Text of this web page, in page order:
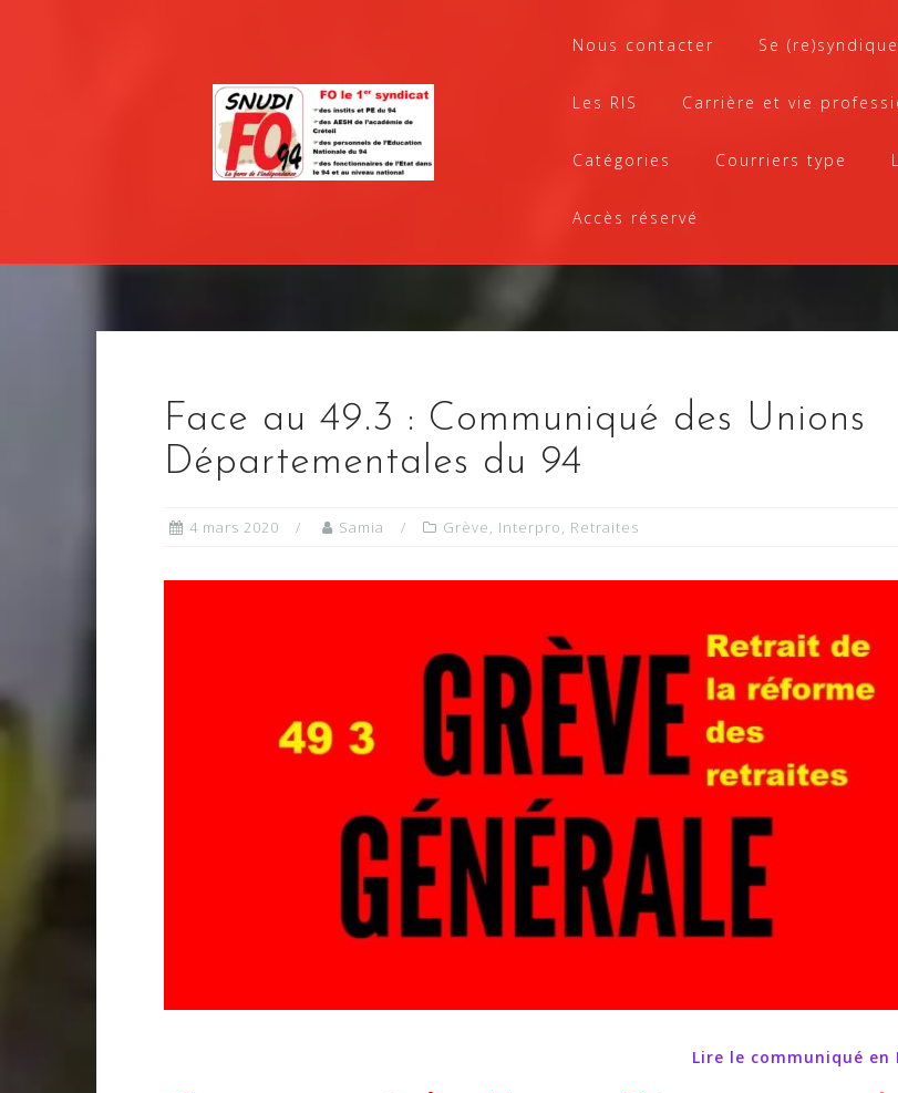
Nous contacter Se
Les RIS Carrière et vie
Catégories Courriers type
Accès réservé
Face au 49.3 : Communiqué des Unions
Départementales du 94
4 mars 2020 Samia Grève, Interpro, Retraites
Lire le communiqué en